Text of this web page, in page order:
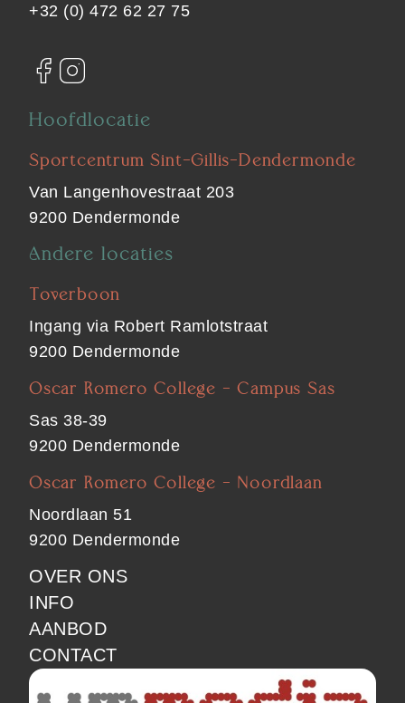
+32 (0) 472 62 27 75
Hoofdlocatie
Sportcentrum Sint-Gillis-Dendermonde
Van Langenhovestraat 203
9200 Dendermonde
Andere locaties
Toverboon
Ingang via Robert Ramlotstraat
9200 Dendermonde
Oscar Romero College - Campus Sas
Sas 38-39
9200 Dendermonde
Oscar Romero College - Noordlaan
Noordlaan 51
9200 Dendermonde
FOOTER
MAIN
OVER ONS
INFO
AANBOD
CONTACT
SPONSOR
IMAGE